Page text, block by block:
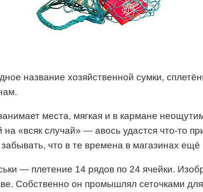
название хозяйственной сумки,
места, мягкая и в кармане
на «всяк случай» — авось удастся что-то
что в те времена в магазинах
— плетение 14 рядов по 24 ячейки.
Собственно он промышлял сеточками